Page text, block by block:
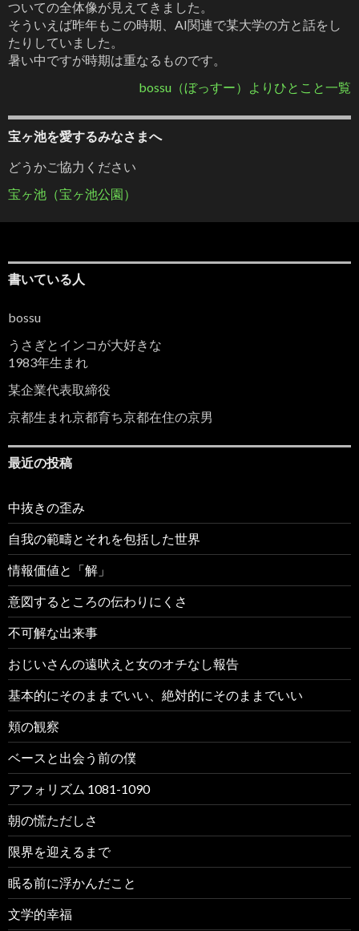
ついての全体像が見えてきました。
そういえば昨年もこの時期、AI関連で某大学の方と話をし
たりしていました。
暑い中ですが時期は重なるものです。
bossu（ぼっすー）よりひとこと一覧
宝ヶ池を愛するみなさまへ
どうかご協力ください
宝ヶ池（宝ヶ池公園）
書いている人
bossu
うさぎとインコが大好きな
1983年生まれ
某企業代表取締役
京都生まれ京都育ち京都在住の京男
最近の投稿
中抜きの歪み
自我の範疇とそれを包括した世界
情報価値と「解」
意図するところの伝わりにくさ
不可解な出来事
おじいさんの遠吠えと女のオチなし報告
基本的にそのままでいい、絶対的にそのままでいい
頬の観察
ベースと出会う前の僕
アフォリズム 1081-1090
朝の慌ただしさ
限界を迎えるまで
眠る前に浮かんだこと
文学的幸福